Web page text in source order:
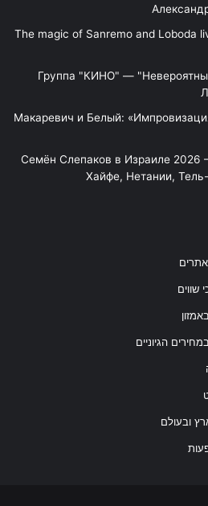
"The magic of Sanremo and Loboda
Группа "КИНО" —
Макаревич и Белый:
Семён Слепаков в Израиле 2026
Хайфе, Нетании,